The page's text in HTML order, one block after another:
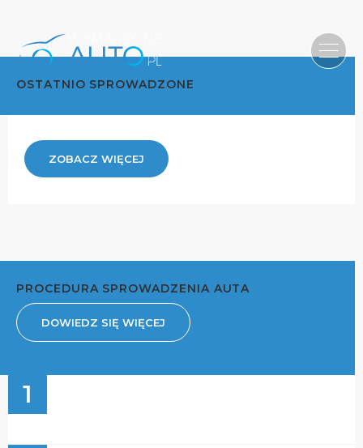
OSTATNIO SPROWADZONE
ZOBACZ WIĘCEJ
PROCEDURA SPROWADZENIA AUTA
DOWIEDZ SIĘ WIĘCEJ
1